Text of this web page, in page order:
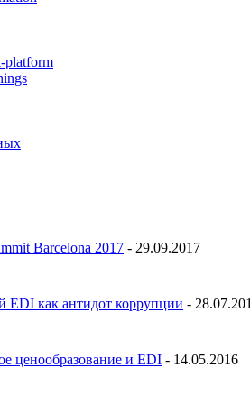
platform
Barcelona 2017 - 29.09.2017
EDI как антидот коррупции -
ценообразование и EDI - 14.05.2016